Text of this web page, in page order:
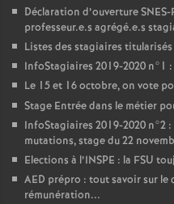
Déclaration d’ouvertureSNES-
professeur.e.s agrégé.e.s
Listes des stagiaires
InfoStagiaires 2019-2020 n°1
Le 15 et 16 octobre, on vote
Stage Entrée dans le métier
InfoStagiaires 2019-2020 n°2
mutations, stage du 22
Elections à l’INSPE : la FSU
AED prépro : tout savoir sur le
rémunération...